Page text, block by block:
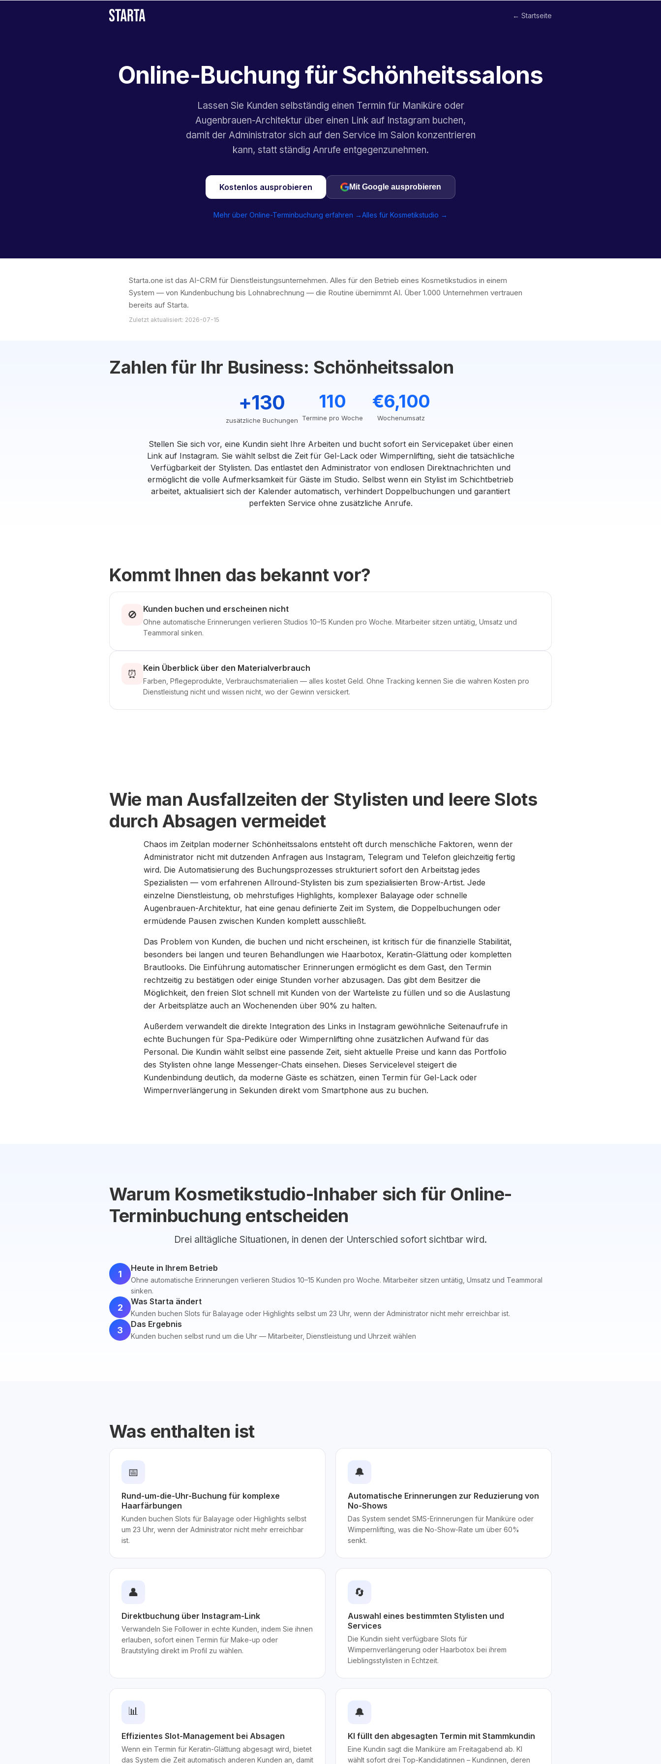
← Startseite
Online-Buchung für Schönheitssalons
Lassen Sie Kunden selbständig einen Termin für Maniküre oder
Augenbrauen-Architektur über einen Link auf Instagram buchen,
damit der Administrator sich auf den Service im Salon konzentrieren
kann, statt ständig Anrufe entgegenzunehmen.
Kostenlos ausprobieren Mit Google ausprobieren
Mehr über Online-Terminbuchung erfahren →Alles für Kosmetikstudio →
Starta.one ist das AI-CRM für Dienstleistungsunternehmen. Alles für den Betrieb eines Kosmetikstudios in einem
System — von Kundenbuchung bis Lohnabrechnung — die Routine übernimmt AI. Über 1.000 Unternehmen vertrauen
bereits auf Starta.
Zuletzt aktualisiert: 2026-07-15
Zahlen für Ihr Business: Schönheitssalon
+130
zusätzliche Buchungen
110
Termine pro Woche
€6,100
Wochenumsatz
Stellen Sie sich vor, eine Kundin sieht Ihre Arbeiten und bucht sofort ein Servicepaket über einen
Link auf Instagram. Sie wählt selbst die Zeit für Gel-Lack oder Wimpernlifting, sieht die tatsächliche
Verfügbarkeit der Stylisten. Das entlastet den Administrator von endlosen Direktnachrichten und
ermöglicht die volle Aufmerksamkeit für Gäste im Studio. Selbst wenn ein Stylist im Schichtbetrieb
arbeitet, aktualisiert sich der Kalender automatisch, verhindert Doppelbuchungen und garantiert
perfekten Service ohne zusätzliche Anrufe.
Kommt Ihnen das bekannt vor?
🚫 Kunden buchen und erscheinen nicht
Ohne automatische Erinnerungen verlieren Studios 10–15 Kunden pro Woche. Mitarbeiter sitzen untätig, Umsatz und
Teammoral sinken.
⏰ Kein Überblick über den Materialverbrauch
Farben, Pflegeprodukte, Verbrauchsmaterialien — alles kostet Geld. Ohne Tracking kennen Sie die wahren Kosten pro
Dienstleistung nicht und wissen nicht, wo der Gewinn versickert.
Wie man Ausfallzeiten der Stylisten und leere Slots
durch Absagen vermeidet
Chaos im Zeitplan moderner Schönheitssalons entsteht oft durch menschliche Faktoren, wenn der
Administrator nicht mit dutzenden Anfragen aus Instagram, Telegram und Telefon gleichzeitig fertig
wird. Die Automatisierung des Buchungsprozesses strukturiert sofort den Arbeitstag jedes
Spezialisten — vom erfahrenen Allround-Stylisten bis zum spezialisierten Brow-Artist. Jede
einzelne Dienstleistung, ob mehrstufiges Highlights, komplexer Balayage oder schnelle
Augenbrauen-Architektur, hat eine genau definierte Zeit im System, die Doppelbuchungen oder
ermüdende Pausen zwischen Kunden komplett ausschließt.
Das Problem von Kunden, die buchen und nicht erscheinen, ist kritisch für die finanzielle Stabilität,
besonders bei langen und teuren Behandlungen wie Haarbotox, Keratin-Glättung oder kompletten
Brautlooks. Die Einführung automatischer Erinnerungen ermöglicht es dem Gast, den Termin
rechtzeitig zu bestätigen oder einige Stunden vorher abzusagen. Das gibt dem Besitzer die
Möglichkeit, den freien Slot schnell mit Kunden von der Warteliste zu füllen und so die Auslastung
der Arbeitsplätze auch an Wochenenden über 90% zu halten.
Außerdem verwandelt die direkte Integration des Links in Instagram gewöhnliche Seitenaufrufe in
echte Buchungen für Spa-Pediküre oder Wimpernlifting ohne zusätzlichen Aufwand für das
Personal. Die Kundin wählt selbst eine passende Zeit, sieht aktuelle Preise und kann das Portfolio
des Stylisten ohne lange Messenger-Chats einsehen. Dieses Servicelevel steigert die
Kundenbindung deutlich, da moderne Gäste es schätzen, einen Termin für Gel-Lack oder
Wimpernverlängerung in Sekunden direkt vom Smartphone aus zu buchen.
Warum Kosmetikstudio-Inhaber sich für Online-
Terminbuchung entscheiden
Drei alltägliche Situationen, in denen der Unterschied sofort sichtbar wird.
1
Heute in Ihrem Betrieb
Ohne automatische Erinnerungen verlieren Studios 10–15 Kunden pro Woche. Mitarbeiter sitzen untätig, Umsatz und Teammoral
sinken.
2
Was Starta ändert
Kunden buchen Slots für Balayage oder Highlights selbst um 23 Uhr, wenn der Administrator nicht mehr erreichbar ist.
3
Das Ergebnis
Kunden buchen selbst rund um die Uhr — Mitarbeiter, Dienstleistung und Uhrzeit wählen
Was enthalten ist
📅
Rund-um-die-Uhr-Buchung für komplexe
Haarfärbungen
Kunden buchen Slots für Balayage oder Highlights selbst
um 23 Uhr, wenn der Administrator nicht mehr erreichbar
ist.
🔔
Automatische Erinnerungen zur Reduzierung von
No-Shows
Das System sendet SMS-Erinnerungen für Maniküre oder
Wimpernlifting, was die No-Show-Rate um über 60%
senkt.
👤
Direktbuchung über Instagram-Link
Verwandeln Sie Follower in echte Kunden, indem Sie ihnen
erlauben, sofort einen Termin für Make-up oder
Brautstyling direkt im Profil zu wählen.
🔄
Auswahl eines bestimmten Stylisten und
Services
Die Kundin sieht verfügbare Slots für
Wimpernverlängerung oder Haarbotox bei ihrem
Lieblingsstylisten in Echtzeit.
📊
Effizientes Slot-Management bei Absagen
Wenn ein Termin für Keratin-Glättung abgesagt wird, bietet
das System die Zeit automatisch anderen Kunden an, damit
🔔
KI füllt den abgesagten Termin mit Stammkundin
Eine Kundin sagt die Maniküre am Freitagabend ab. KI
wählt sofort drei Top-Kandidatinnen – Kundinnen, deren